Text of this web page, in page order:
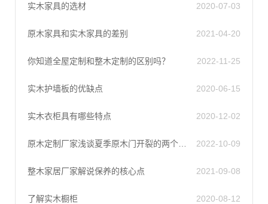
实木家具的选材 2020-07-03
原木家具和实木家具的差别 2021-04-20
你知道全屋定制和整木定制的区别吗？ 2022-11-25
实木护墙板的优缺点 2020-06-15
实木衣柜具有哪些特点 2020-12-02
2022-10-09
整木家居厂家解说保养的核心点 2021-09-08
了解实木橱柜 2020-08-12